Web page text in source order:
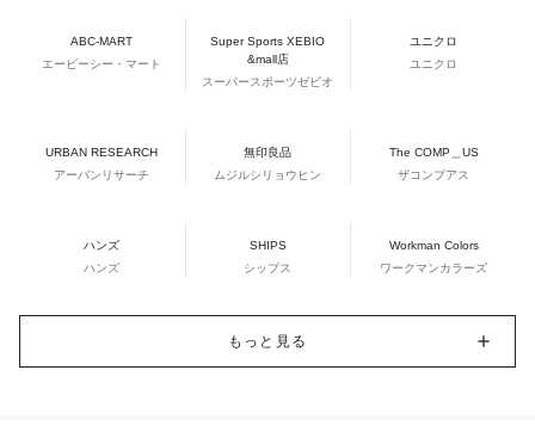
ABC-MART
エービーシー・マート
Super Sports XEBIO
&mall店
スーパースポーツゼビオ
ユニクロ
ユニクロ
URBAN RESEARCH
アーバンリサーチ
無印良品
ムジルシリョウヒン
The COMP＿US
ザコンプアス
ハンズ
ハンズ
SHIPS
シップス
Workman Colors
ワークマンカラーズ
もっと見る